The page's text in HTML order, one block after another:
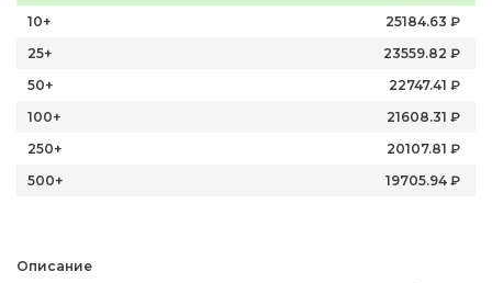
Описание
10+
25184.63 ₽
25+
23559.82 ₽
50+
22747.41 ₽
100+
21608.31 ₽
250+
20107.81 ₽
500+
19705.94 ₽